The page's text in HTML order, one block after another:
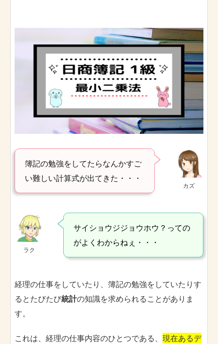
カズ
簿記の勉強をしてたらなんかすご
い難しい計算式が出てきた・・・
ラク
サイショウジジョウホウ？っての
がよくわからねぇ・・・
経理の仕事をしていたり、簿記の勉強をしていたりす
るとたびたび統計の知識を求められることがありま
す。
これは、経理の仕事内容のひとつである、 現在あるデ